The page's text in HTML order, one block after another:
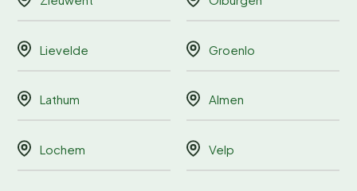
Lievelde Groenlo
Lathum Almen
Lochem Velp